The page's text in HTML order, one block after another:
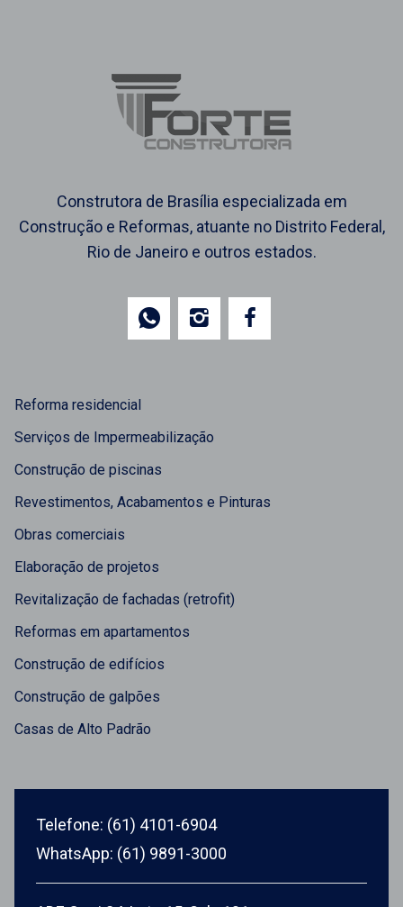
Construtora de Brasília especializada em
Construção e Reformas, atuante no Distrito Federal,
Rio de Janeiro e outros estados.
Reforma residencial
Serviços de Impermeabilização
Construção de piscinas
Revestimentos, Acabamentos e Pinturas
Obras comerciais
Elaboração de projetos
Revitalização de fachadas (retrofit)
Reformas em apartamentos
Construção de edifícios
Construção de galpões
Casas de Alto Padrão
Telefone: (61) 4101-6904
WhatsApp: (61) 9891-3000